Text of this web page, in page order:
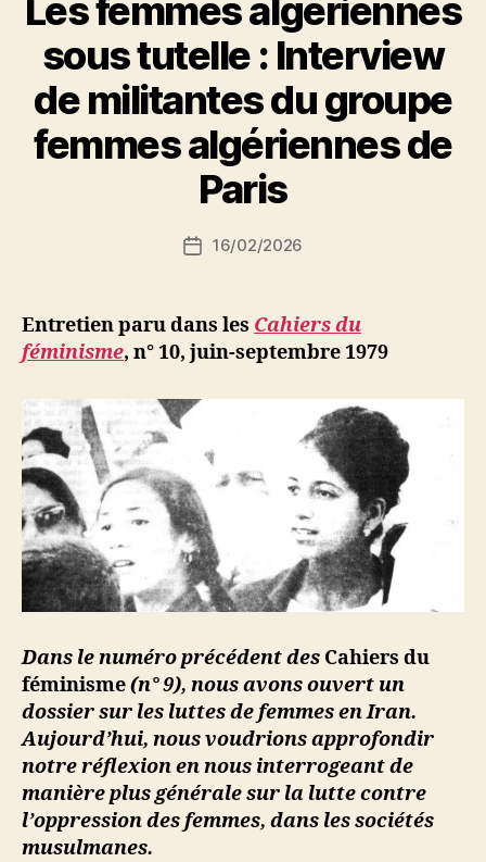
Les femmes algériennes
sous tutelle : Interview
de militantes du groupe
femmes algériennes de
Paris
Auteur
P
a
S
N
ji
Date16/02/2026
Entretien paru dans les Cahiers du
féminisme, n° 10, juin-septembre 1979
Dans le numéro précédent des Cahiers du
féminisme(n° 9), nous avons ouvert un
dossier sur les luttes de femmes en Iran.
Aujourd’hui, nous voudrions approfondir
notre réflexion en nous interrogeant de
manière plus générale sur la lutte contre
l’oppression des femmes, dans les sociétés
musulmanes.